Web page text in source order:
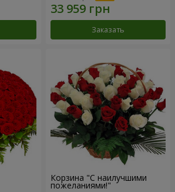
Заказать
Корзина "С наилучшими
пожеланиями!"